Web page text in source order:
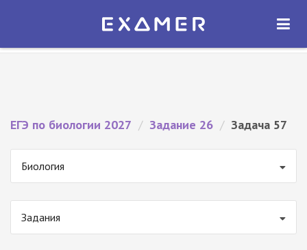
Экзамер — ЕГЭ 2027
ОТКРЫТЬ
ЕГЭ по биологии 2027 / Задание 26 / Задача 57
Биология
Задания